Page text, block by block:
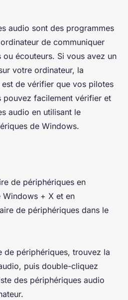
audio sont des programmes
de communiquer
écouteurs. Si vous avez un
votre ordinateur, la
de vérifier que vos pilotes
pouvez facilement vérifier et
audio en utilisant le
de Windows.
de périphériques en
Windows + X et en
de périphériques dans le
de périphériques, trouvez la
puis double-cliquez
des périphériques audio